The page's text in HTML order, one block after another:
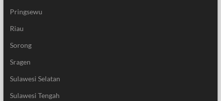
Pringsewu
Riau
Sorong
Sragen
Sulawesi Selatan
Sulawesi Tengah